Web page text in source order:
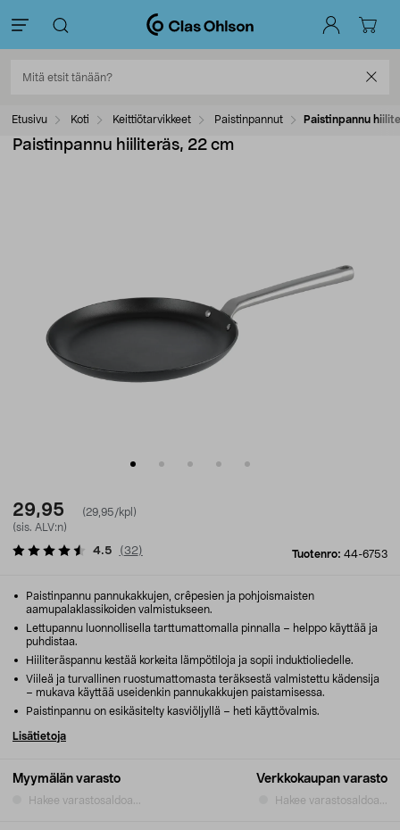
Etusivu Koti Keittiötarvikkeet Paistinpannut Paistinpannu
Paistinpannu hiiliteräs, 22 cm
29,95
(29,95/kpl)
(sis. ALV:n)
Tuotenro: 44-6753
4.5 (32)
Myymälän varasto
Hakee varastosaldoa...
Verkkokaupan varasto
Hakee varastosaldoa...
Paistinpannu pannukakkujen, crêpesien ja pohjoismaisten
aamupalaklassikoiden valmistukseen.
Lettupannu luonnollisella tarttumattomalla pinnalla – helppo käyttää ja
puhdistaa.
Hiiliteräspannu kestää korkeita lämpötiloja ja sopii induktioliedelle.
Viileä ja turvallinen ruostumattomasta teräksestä valmistettu kädensija
– mukava käyttää useidenkin pannukakkujen paistamisessa.
Paistinpannu on esikäsitelty kasviöljyllä – heti käyttövalmis.
Lisätietoja